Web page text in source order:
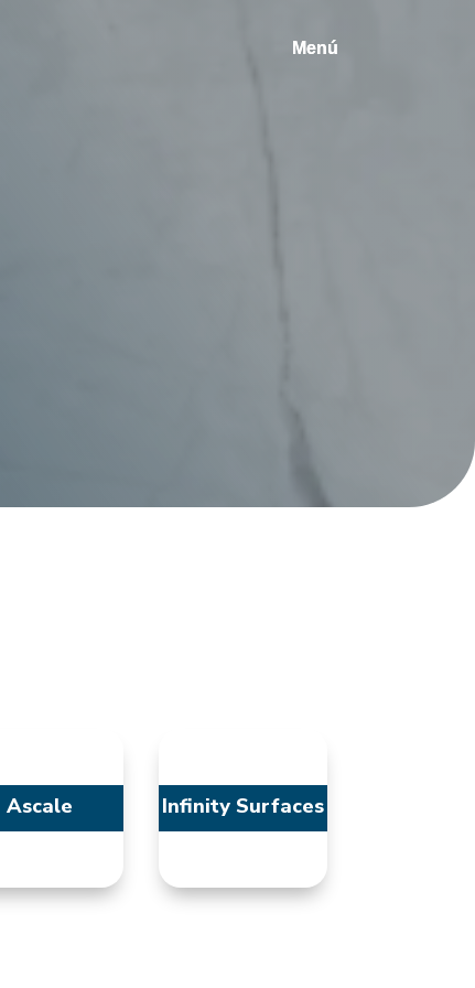
Ascale Infinity Surfaces